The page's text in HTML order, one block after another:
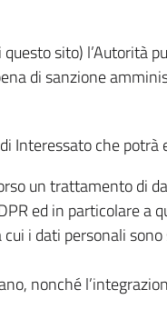
sito) l’Autorità
di sanzione
Interessato che
un trattamento di
ed in particolare
i dati personali
nonché